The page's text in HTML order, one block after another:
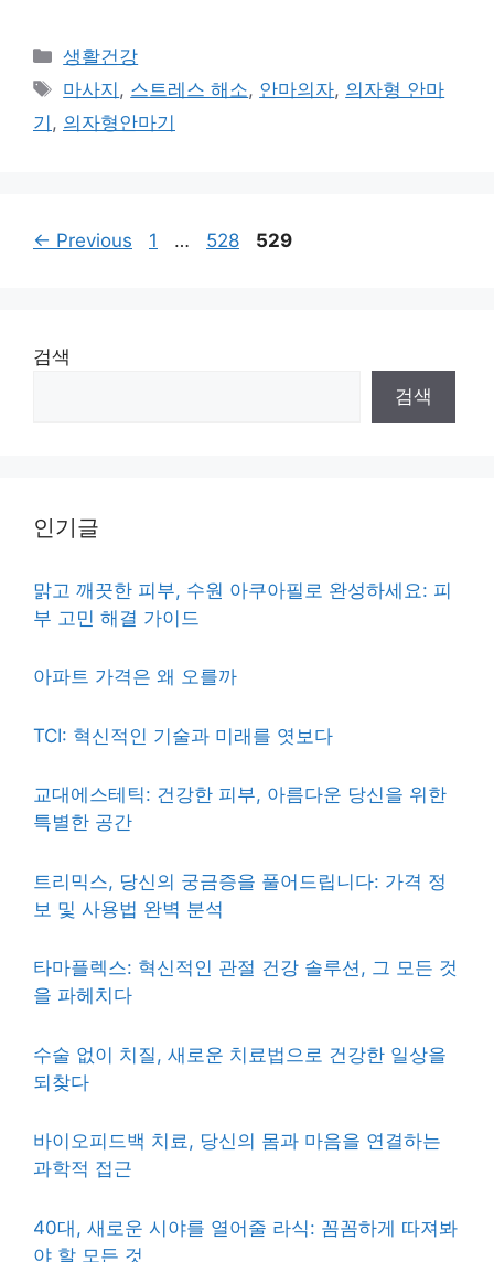
Categories
생활건강
Tags
마사지 , 스트레스 해소, 안마의자, 의자형 안마
기 , 의자형안마기
← Previous Page
1 … Page
528 Page
529
검색
검색
인기글
맑고 깨끗한 피부, 수원 아쿠아필로 완성하세요: 피
부 고민 해결 가이드
아파트 가격은 왜 오를까
TCI: 혁신적인 기술과 미래를 엿보다
교대에스테틱: 건강한 피부, 아름다운 당신을 위한
특별한 공간
트리믹스, 당신의 궁금증을 풀어드립니다: 가격 정
보 및 사용법 완벽 분석
타마플렉스: 혁신적인 관절 건강 솔루션, 그 모든 것
을 파헤치다
수술 없이 치질, 새로운 치료법으로 건강한 일상을
되찾다
바이오피드백 치료, 당신의 몸과 마음을 연결하는
과학적 접근
40대, 새로운 시야를 열어줄 라식: 꼼꼼하게 따져봐
야 할 모든 것